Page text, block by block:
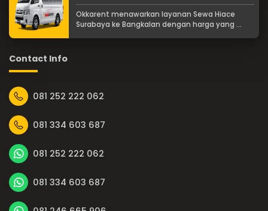
Okkarent menawarkan layanan Sewa Hiace
Surabaya ke Bangkalan dengan harga yang ...
Contact Info
081 252 222 062
081 334 603 687
081 252 222 062
081 334 603 687